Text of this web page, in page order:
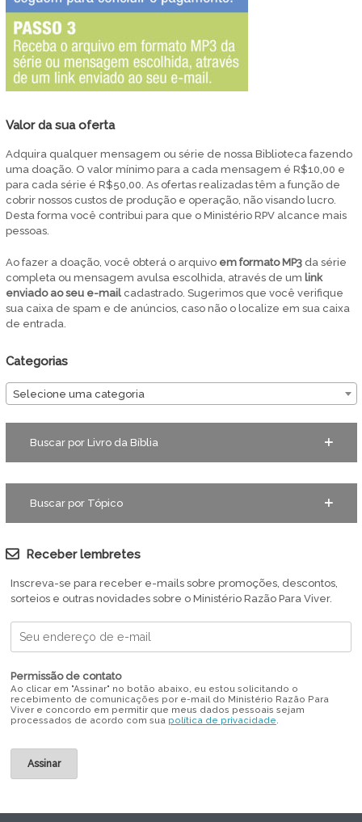
Valor da sua oferta
Adquira qualquer mensagem ou série de nossa Biblioteca fazendo
uma doação. O valor mínimo para a cada mensagem é R$10,00 e
para cada série é R$50,00. As ofertas realizadas têm a função de
cobrir nossos custos de produção e operação, não visando lucro.
Desta forma você contribui para que o Ministério RPV alcance mais
pessoas.
Ao fazer a doação, você obterá o arquivo em formato MP3da série
completa ou mensagem avulsa escolhida, através de um link
enviado ao seu e-mailcadastrado. Sugerimos que você verifique
sua caixa de spam e de anúncios, caso não o localize em sua caixa
de entrada.
Categorias
Selecione uma categoria
Buscar por Livro da Bíblia
Buscar por Tópico
Receber lembretes
Inscreva-se para receber e-mails sobre promoções, descontos,
sorteios e outras novidades sobre o Ministério Razão Para Viver.
Permissão de contato
Ao clicar em "Assinar" no botão abaixo, eu estou solicitando o
recebimento de comunicações por e-mail do Ministério Razão Para
Viver e concordo em permitir que meus dados pessoais sejam
processados de acordo com sua política de privacidade.